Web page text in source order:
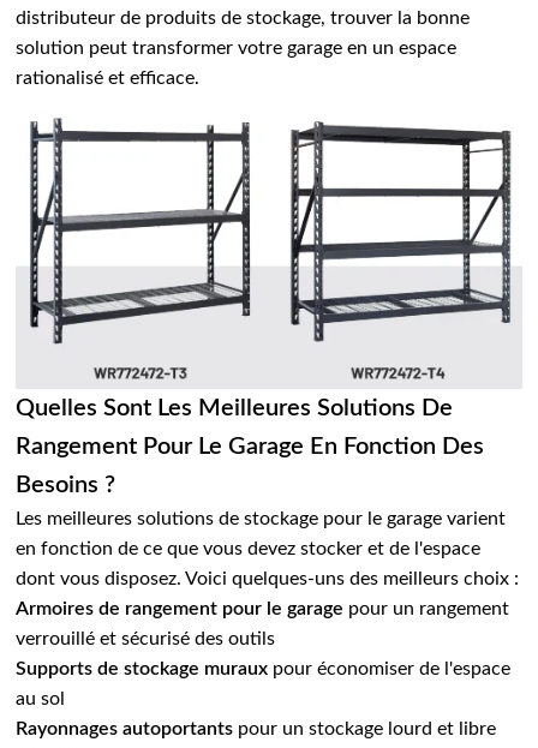
distributeur de produits de stockage, trouver la bonne
solution peut transformer votre garage en un espace
rationalisé et efficace.
Quelles Sont Les Meilleures Solutions De
Rangement Pour Le Garage En Fonction Des
Besoins ?
Les meilleures solutions de stockage pour le garage varient
en fonction de ce que vous devez stocker et de l'espace
dont vous disposez. Voici quelques-uns des meilleurs choix :
Armoires de rangement pour le garage pour un rangement
verrouillé et sécurisé des outils
Supports de stockage muraux pour économiser de l'espace
au sol
Rayonnages autoportants pour un stockage lourd et libre